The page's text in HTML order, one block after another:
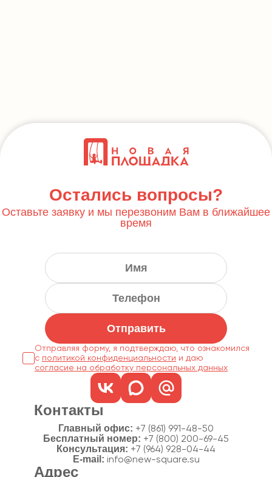
Остались вопросы?
Оставьте заявку и мы перезвоним Вам в ближайшее
время
Отправить
Отправляя форму, я подтверждаю, что ознакомился
с политикой конфиденциальности
согласие на обработку персональных данных
Контакты
Главный офис: +7 (861) 991-48-50
Бесплатный номер: +7 (800) 200-69-45
Консультация: +7 (964) 928-04-44
E-mail: info@new-square.su
Адрес